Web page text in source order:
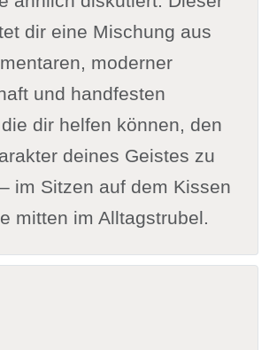
dir eine Mischung aus
moderner
und handfesten
dir helfen können, den
deines Geistes zu
im Sitzen auf dem Kissen
mitten im Alltagstrubel.